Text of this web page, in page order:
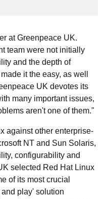
at Greenpeace UK.
team were not initially
and the depth of
it the easy, as well
UK devotes its
many important issues,
aren't one of them."
against other enterprise-
NT and Sun Solaris,
configurability and
selected Red Hat Linux
of its most crucial
play' solution